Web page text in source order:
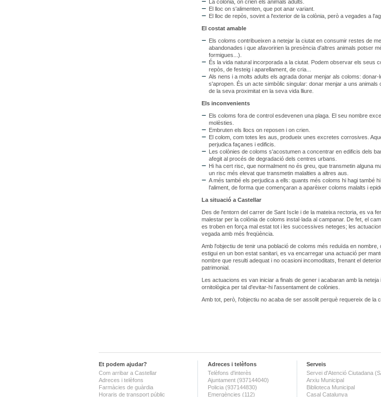
La colònia, on crien els animals adults.
El lloc on s'alimenten, que pot anar variant.
El lloc de repòs, sovint a l'exterior de la colònia, però a vegades a
El costat amable
Els coloms contribueixen a netejar la ciutat en consumir restes de
abandonades i que afavoririen la presència d'altres animals potser
formigues...).
És la vida natural incorporada a la ciutat. Podem observar els seus
repòs, de festeig i aparellament, de cria...
Als nens i a molts adults els agrada donar menjar als coloms:
s'apropen. És un acte simbòlic singular: donar menjar a uns animals
de la seva proximitat en la seva vida lliure.
Els inconvenients
Els coloms fora de control esdevenen una plaga. El seu nombre
molèsties.
Embruten els llocs on reposen i on crien.
El colom, com totes les aus, produeix unes excretes corrosives.
perjudica façanes i edificis.
Les colònies de coloms s'acostumen a concentrar en edificis dels
afegit al procés de degradació dels centres urbans.
Hi ha cert risc, que normalment no és greu, que transmetin alguna
un risc més elevat que transmetin malalties a altres aus.
A més també els perjudica a ells: quants més coloms hi hagi també
l'aliment, de forma que començaran a aparèixer coloms malalts i
La situació a Castellar
Des de l'entorn del carrer de Sant Iscle i de la mateixa rectoria, es va
malestar per la colònia de coloms instal·lada al campanar. De fet, el
es troben en força mal estat tot i les successives neteges; les
vegada amb més freqüència.
Amb l'objectiu de tenir una població de coloms més reduïda en nombre,
estigui en un bon estat sanitari, es va encarregar una actuació per
nombre que resulti adequat i no ocasioni incomoditats, frenant el
patrimonial.
Les actuacions es van iniciar a finals de gener i acabaran amb la neteja
ornitològica per tal d'evitar-hi l'assentament de colònies.
Amb tot, però, l'objectiu no acaba de ser assolit perquè requereix de la
Et podem ajudar?
Com arribar a Castellar
Adreces i telèfons
Farmàcies de guàrdia
Horaris de transport públic
Adreces i telèfons
Telèfons d'interès
Ajuntament (937144040)
Policia (937144830)
Emergències (112)
Serveis
Servei d'Atenció Ciutadana
Arxiu Municipal
Biblioteca Municipal
Casal Catalunya